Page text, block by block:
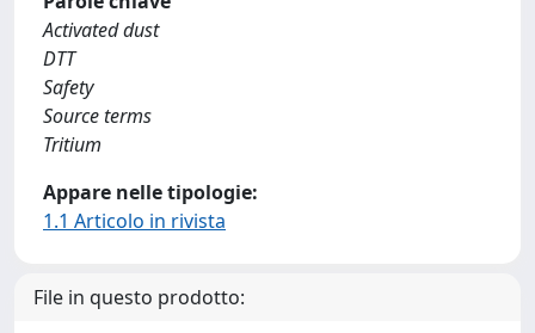
Activated dust
DTT
Safety
Source terms
Tritium
Appare nelle tipologie:
1.1 Articolo in rivista
File in questo prodotto: